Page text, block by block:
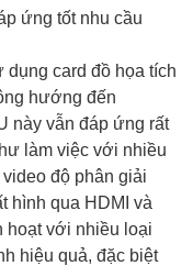
ứng tốt nhu cầu
card đồ họa tích
hướng đến
này vẫn đáp ứng rất
làm việc với nhiều
độ phân giải
hình qua HDMI và
hoạt với nhiều loại
hiệu quả, đặc biệt